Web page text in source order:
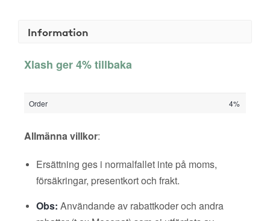
Information
Xlash ger 4% tillbaka
Order 4%
Allmänna villkor:
Ersättning ges i normalfallet inte på moms,
försäkringar, presentkort och frakt.
Obs: Användande av rabattkoder och andra